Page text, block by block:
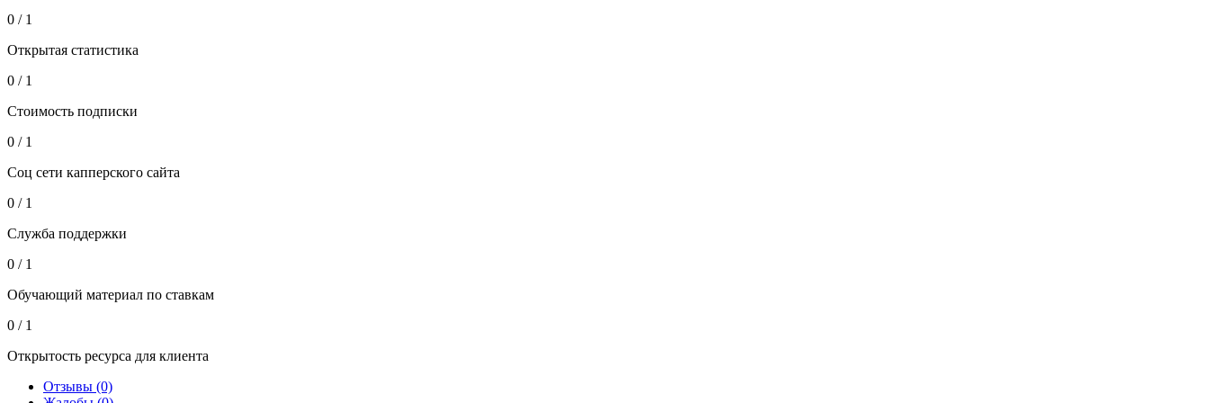
0 / 1
Открытая статистика
0 / 1
Стоимость подписки
0 / 1
Соц сети капперского сайта
0 / 1
Служба поддержки
0 / 1
Обучающий материал по ставкам
0 / 1
Открытость ресурса для клиента
Отзывы (0)